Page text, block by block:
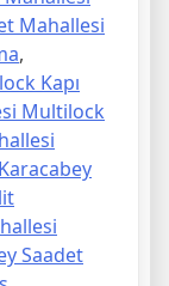
Mahallesi
,
Kapı
Multilock
Karacabey
Saadet